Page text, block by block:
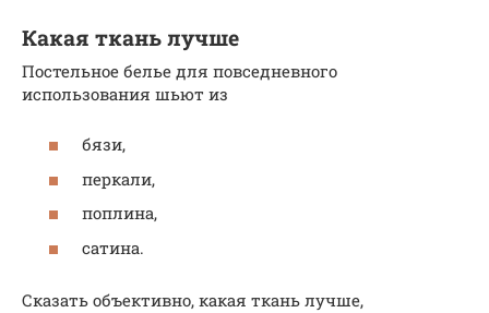
Какая ткань лучше
Постельное белье для повседневного
использования шьют из
бязи,
перкали,
поплина,
сатина.
Сказать объективно, какая ткань лучше,